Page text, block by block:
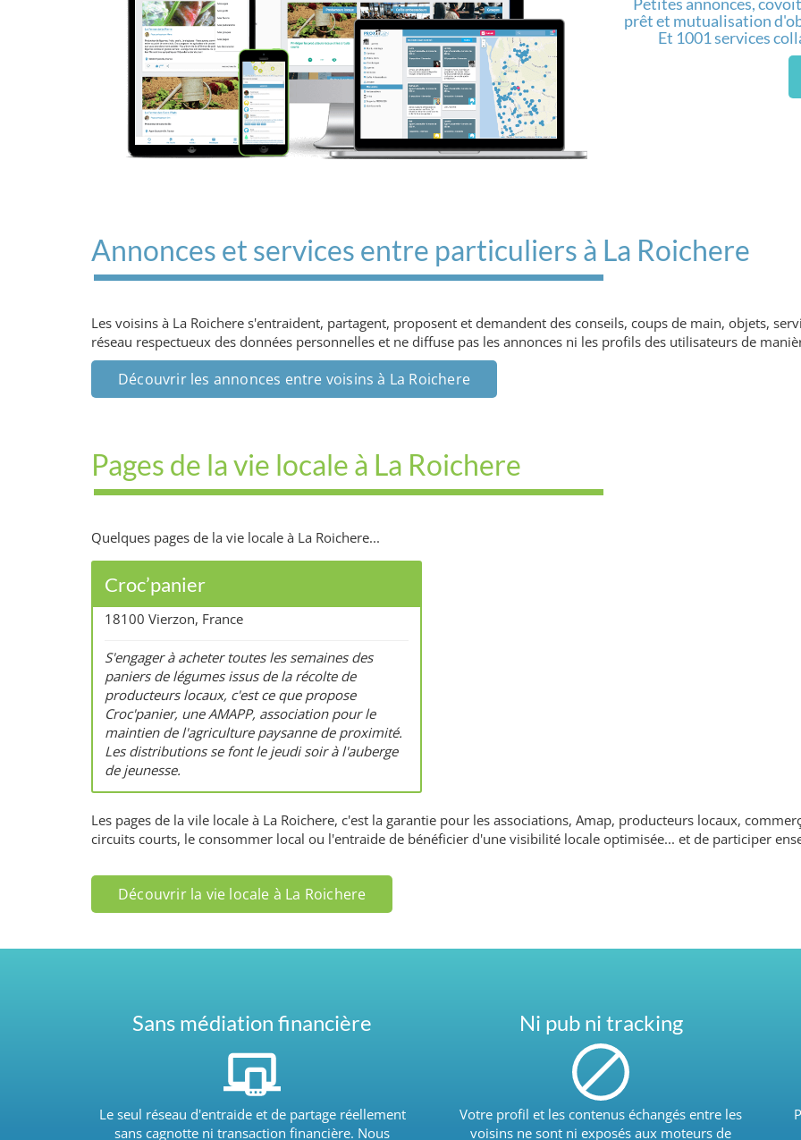
prêt et mutualisation
Et 1001 services
Annonces et services entre particuliers à La Roichere
Les voisins à La Roichere s'entraident, partagent, proposent et demandent des conseils, coups de main, objets,
réseau respectueux des données personnelles et ne diffuse pas les annonces ni les profils des utilisateurs de
Découvrir les annonces entre voisins à La Roichere
Pages de la vie locale à La Roichere
Quelques pages de la vie locale à La Roichere...
Croc’panier
18100 Vierzon, France
S'engager à acheter toutes les semaines des
paniers de légumes issus de la récolte de
producteurs locaux, c'est ce que propose
Croc'panier, une AMAPP, association pour le
maintien de l'agriculture paysanne de proximité.
Les distributions se font le jeudi soir à l'auberge
de jeunesse.
Les pages de la vile locale à La Roichere, c'est la garantie pour les associations, Amap, producteurs locaux,
circuits courts, le consommer local ou l'entraide de bénéficier d'une visibilité locale optimisée... et de participer
Découvrir la vie locale à La Roichere
Sans médiation financière
Le seul réseau d'entraide et de partage réellement
sans cagnotte ni transaction financière. Nous
Ni pub ni tracking
Votre profil et les contenus échangés entre les
voisins ne sont ni exposés aux moteurs de